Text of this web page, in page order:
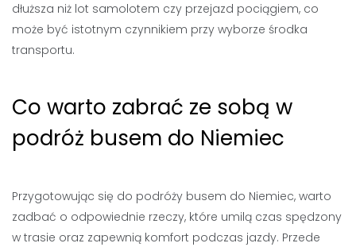
dłuższa niż lot samolotem czy przejazd pociągiem, co
może być istotnym czynnikiem przy wyborze środka
transportu.
Co warto zabrać ze sobą w
podróż busem do Niemiec
Przygotowując się do podróży busem do Niemiec, warto
zadbać o odpowiednie rzeczy, które umilą czas spędzony
w trasie oraz zapewnią komfort podczas jazdy. Przede